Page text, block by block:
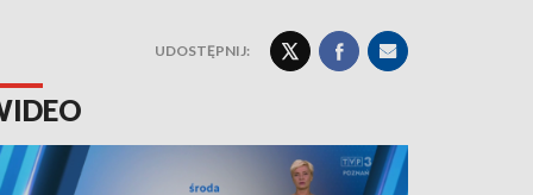
UDOSTĘPNIJ: